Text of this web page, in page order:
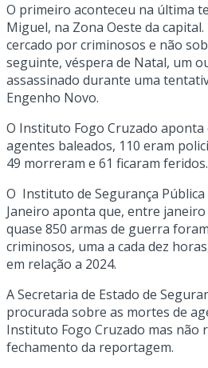
O primeiro aconteceu na última
Miguel, na Zona Oeste da
cercado por criminosos e não
seguinte, véspera de Natal, um
assassinado durante uma
Engenho Novo.
O Instituto Fogo Cruzado aponta
agentes baleados, 110 eram
49 morreram e 61 ficaram feridos.
O Instituto de Segurança Pública
Janeiro aponta que, entre
quase 850 armas de guerra
criminosos, uma a cada dez
em relação a 2024.
A Secretaria de Estado de
procurada sobre as mortes de
Instituto Fogo Cruzado mas não
fechamento da reportagem.